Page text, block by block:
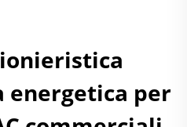
energetica per